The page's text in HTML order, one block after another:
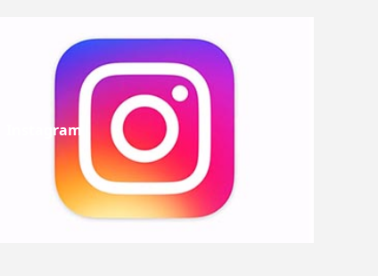
Instagram